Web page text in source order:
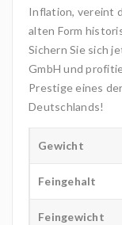
Inflation, vereint
alten Form
Sichern Sie sich
GmbH und
Prestige eines
Deutschlands!
Gewicht
Feingehalt
Feingewicht